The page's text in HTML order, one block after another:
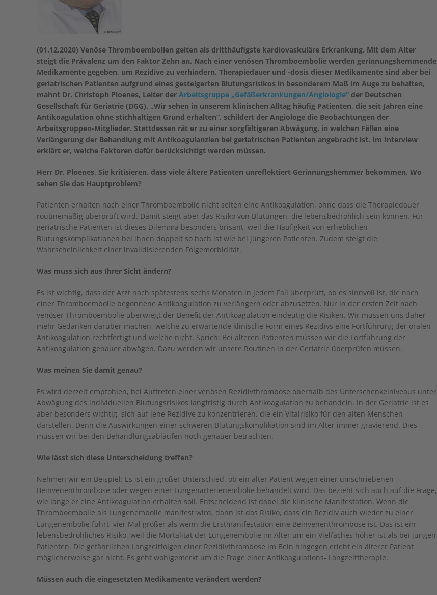
(01.12.2020) Venöse Thromboembolien gelten als dritthäufigste kardiovaskuläre Erkrankung. Mit dem Alter
steigt die Prävalenz um den Faktor Zehn an. Nach einer venösen Thromboembolie werden gerinnungshemmende
Medikamente gegeben, um Rezidive zu verhindern. Therapiedauer und -dosis dieser Medikamente sind aber bei
geriatrischen Patienten aufgrund eines gesteigerten Blutungsrisikos in besonderem Maß im Auge zu behalten,
mahnt Dr. Christoph Ploenes, Leiter der Arbeitsgruppe „Gefäßerkrankungen/Angiologie“ der Deutschen
Gesellschaft für Geriatrie (DGG). „Wir sehen in unserem klinischen Alltag häufig Patienten, die seit Jahren eine
Antikoagulation ohne stichhaltigen Grund erhalten“, schildert der Angiologe die Beobachtungen der
Arbeitsgruppen-Mitglieder. Stattdessen rät er zu einer sorgfältigeren Abwägung, in welchen Fällen eine
Verlängerung der Behandlung mit Antikoagulanzien bei geriatrischen Patienten angebracht ist. Im Interview
erklärt er, welche Faktoren dafür berücksichtigt werden müssen.
Herr Dr. Ploenes, Sie kritisieren, dass viele ältere Patienten unreflektiert Gerinnungshemmer bekommen. Wo
sehen Sie das Hauptproblem?
Patienten erhalten nach einer Thromboembolie nicht selten eine Antikoagulation, ohne dass die Therapiedauer
routinemäßig überprüft wird. Damit steigt aber das Risiko von Blutungen, die lebensbedrohlich sein können. Für
geriatrische Patienten ist dieses Dilemma besonders brisant, weil die Häufigkeit von erheblichen
Blutungskomplikationen bei ihnen doppelt so hoch ist wie bei jüngeren Patienten. Zudem steigt die
Wahrscheinlichkeit einer invalidisierenden Folgemorbidität.
Was muss sich aus Ihrer Sicht ändern?
Es ist wichtig, dass der Arzt nach spätestens sechs Monaten in jedem Fall überprüft, ob es sinnvoll ist, die nach
einer Thromboembolie begonnene Antikoagulation zu verlängern oder abzusetzen. Nur in der ersten Zeit nach
venöser Thromboembolie überwiegt der Benefit der Antikoagulation eindeutig die Risiken. Wir müssen uns daher
mehr Gedanken darüber machen, welche zu erwartende klinische Form eines Rezidivs eine Fortführung der oralen
Antikoagulation rechtfertigt und welche nicht. Sprich: Bei älteren Patienten müssen wir die Fortführung der
Antikoagulation genauer abwägen. Dazu werden wir unsere Routinen in der Geriatrie überprüfen müssen.
Was meinen Sie damit genau?
Es wird derzeit empfohlen, bei Auftreten einer venösen Rezidivthrombose oberhalb des Unterschenkelniveaus unter
Abwägung des individuellen Blutungsrisikos langfristig durch Antikoagulation zu behandeln. In der Geriatrie ist es
aber besonders wichtig, sich auf jene Rezidive zu konzentrieren, die ein Vitalrisiko für den alten Menschen
darstellen. Denn die Auswirkungen einer schweren Blutungskomplikation sind im Alter immer gravierend. Dies
müssen wir bei den Behandlungsabläufen noch genauer betrachten.
Wie lässt sich diese Unterscheidung treffen?
Nehmen wir ein Beispiel: Es ist ein großer Unterschied, ob ein alter Patient wegen einer umschriebenen
Beinvenenthrombose oder wegen einer Lungenarterienembolie behandelt wird. Das bezieht sich auch auf die Frage,
wie lange er eine Antikoagulation erhalten soll. Entscheidend ist dabei die klinische Manifestation. Wenn die
Thromboembolie als Lungenembolie manifest wird, dann ist das Risiko, dass ein Rezidiv auch wieder zu einer
Lungenembolie führt, vier Mal größer als wenn die Erstmanifestation eine Beinvenenthrombose ist. Das ist ein
lebensbedrohliches Risiko, weil die Mortalität der Lungenembolie im Alter um ein Vielfaches höher ist als bei jungen
Patienten. Die gefährlichen Langzeitfolgen einer Rezidivthrombose im Bein hingegen erlebt ein älterer Patient
möglicherweise gar nicht. Es geht wohlgemerkt um die Frage einer Antikoagulations- Langzeittherapie.
Müssen auch die eingesetzten Medikamente verändert werden?